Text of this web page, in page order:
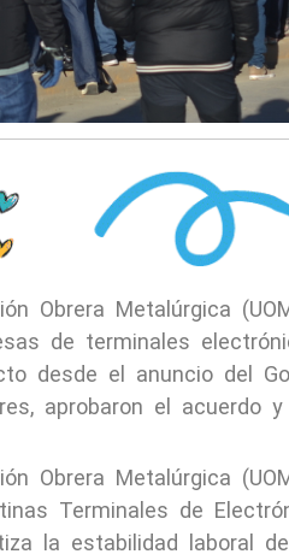
Obrera Metalúrgica
de terminales
desde el anuncio del
aprobaron el acuerdo
Obrera Metalúrgica
Terminales de
la estabilidad laboral